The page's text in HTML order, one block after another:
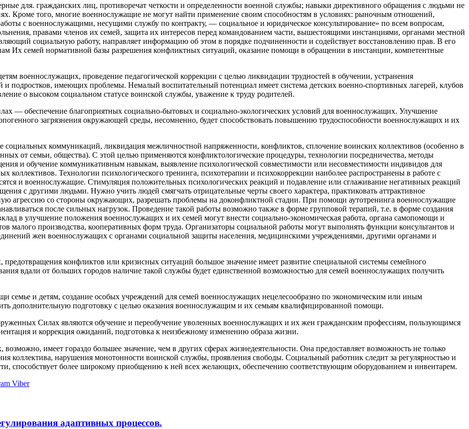
для. гражданских лиц, противоречат четкости и определенности военной службы; навыки директивного обращения с людьми не
Кроме того, многие военнослужащие не могут найти применение своим способностям в условиях: рыночным отношений,
с военнослужащими, несущими службу по контракту, — социальное и юридическое консультирование» по всем вопросам,
правами членов их семей, защита их интересов перед командованием части, вышестоящими инстанциями, органами местной
социальную работу, направляет информацию об этом в порядке подчиненности и содействует восстановлению прав. В его
Их семей нормативной базы разрешения конфликтных ситуаций, оказание помощи в обращении в инстанции, компетентные
военнослужащих, проведение педагогической коррекции с целью ликвидации трудностей в обучении, устранения
и подростков, имеющих проблемы. Немалый воспитательный потенциал имеет система детских военно-спортивных лагерей, клубов
о высоком социальном статусе воинской службы, уважение к труду родителей.
— обеспечение благоприятных социально-бытовых и социально-экологических условий для военнослужащих. Улучшение
загрязнения окружающей среды, несомненно, будет способствовать повышению трудоспособности военнослужащих и их
коммуникаций, ликвидация межличностной напряженности, конфликтов, сплочение воинских коллективов (особенно в
от семьи, общества). С этой целью применяются конфликтологические процедуры, технологии посредничества, методы
и обучение коммуникативным навыкам, выявление психологической совместимости или несовместимости индивидов для
коллективов. Технологии психологического тренинга, психотерапии и психокоррекции наиболее распространены в работе с
и военнослужащие. Стимуляция положительных психологических реакций и подавление или сглаживание негативных реакций
с другими людьми. Нужно учить людей смягчать отрицательные черты своего характера, практиковать аттрактивное
агрессию со стороны окружающих, разрешать проблемы на доконфликтной стадии. При помощи аутотренинга военнослужащие
после сильных нагрузок. Проведение такой работы возможно также в форме групповой терапий, т.е. в форме создания
в улучшение положения военнослужащих и их семей могут внести социально-экономическая работа, органа самопомощи и
малого производства, кооперативных форм труда. Организаторы социальной работы могут выполнять функции консультантов и
жен военнослужащих с органами социальной защиты населения, медицинскими учреждениями, другими органами и
конфликтов или кризисных ситуаций большое значение имеет развитие специальной системы семейного
вдали от больших городов наличие такой службы будет единственной возможностью для семей военнослужащих получить
семье и детям, создание особых учреждений для семей военнослужащих нецелесообразно по экономическим или иным
дополнительную подготовку с целью оказания военнослужащим и их семьям квалифицированной помощи.
Силах являются обучение и переобучение уволенных военнослужащих и их жен гражданским профессиям, пользующимся
и коррекция ожиданий, подготовка к неизбежному изменению образа жизни.
имеет гораздо большее значение, чем в других сферах жизнедеятельности. Она предоставляет возможность не только
коллектива, нарушения монотонности воинской службы, проявления свободы. Социальный работник следит за регулярностью и
способствует более широкому приобщению к ней всех желающих, обеспечению соответствующим оборудованием и инвентарем.
Viber
адаптивных процессов.